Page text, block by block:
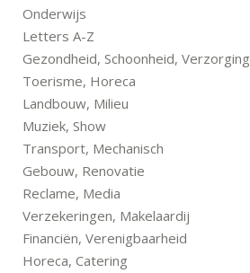
Onderwijs
Letters A-Z
Gezondheid, Schoonheid, Verzorging
Toerisme, Horeca
Landbouw, Milieu
Muziek, Show
Transport, Mechanisch
Gebouw, Renovatie
Reclame, Media
Verzekeringen, Makelaardij
Financiën, Verenigbaarheid
Horeca, Catering